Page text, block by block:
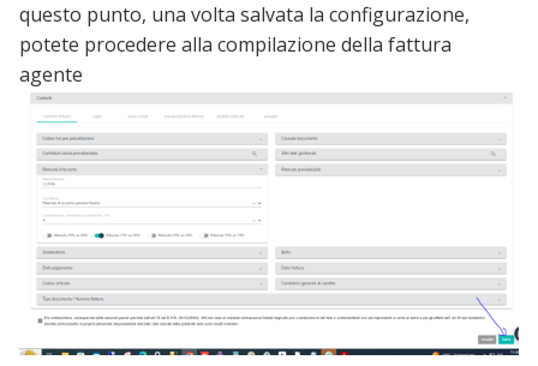
questo punto, una volta salvata la configurazione,
potete procedere alla compilazione della fattura
agente